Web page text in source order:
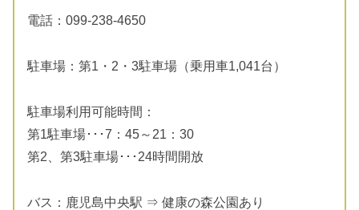
電話：099-238-4650
駐車場：第1・2・3駐車場（乗用車1,041台）
駐車場利用可能時間：
第1駐車場･･･7：45～21：30
第2、第3駐車場･･･24時間開放
バス：鹿児島中央駅 ⇒ 健康の森公園あり